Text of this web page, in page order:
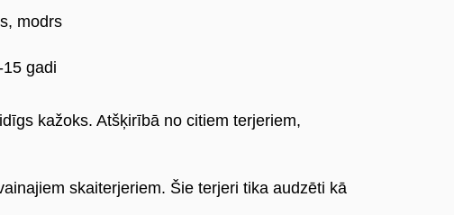
modrs
15 gadi
kažoks. Atšķirībā no citiem terjeriem,
skaiterjeriem. Šie terjeri tika audzēti kā